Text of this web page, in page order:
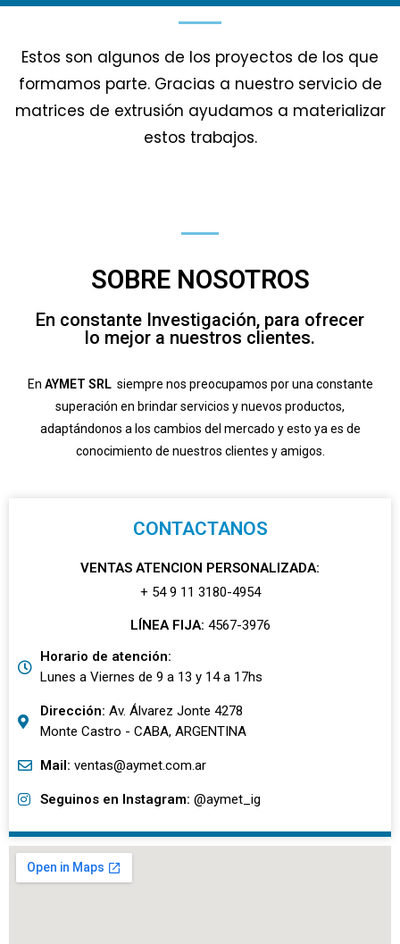
Estos son algunos de los proyectos de los que
formamos parte. Gracias a nuestro servicio de
matrices de extrusión ayudamos a materializar
estos trabajos.
SOBRE NOSOTROS
En constante Investigación, para ofrecer
lo mejor a nuestros clientes.
En AYMET SRLsiempre nos preocupamos por una constante
superación en brindar servicios y nuevos productos,
adaptándonos a los cambios del mercado y esto ya es de
conocimiento de nuestros clientes y amigos.
CONTACTANOS
VENTAS ATENCION PERSONALIZADA:
+ 54 9 11 3180-4954
LÍNEA FIJA: 4567-3976
Horario de atención:
Lunes a Viernes de 9 a 13 y 14 a 17hs
Dirección: Av. Álvarez Jonte 4278
Monte Castro - CABA, ARGENTINA
Mail: ventas@aymet.com.ar
Seguinos en Instagram: @aymet_ig